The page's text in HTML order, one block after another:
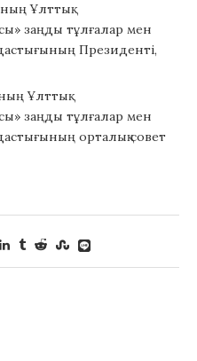
Ұлттық
заңды тұлғалар мен
Президенті,
Ұлттық
заңды тұлғалар мен
орталық совет